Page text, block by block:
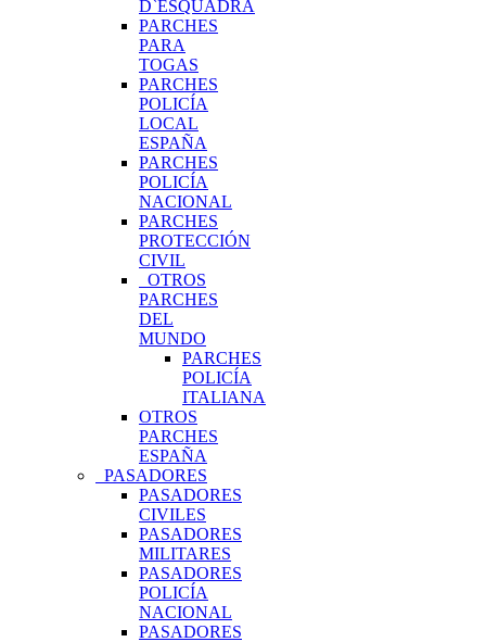
D`ESQUADRA
PARCHES
PARA
TOGAS
PARCHES
POLICÍA
LOCAL
ESPAÑA
PARCHES
POLICÍA
NACIONAL
PARCHES
PROTECCIÓN
CIVIL
OTROS
PARCHES
DEL
MUNDO
PARCHES
POLICÍA
ITALIANA
OTROS
PARCHES
ESPAÑA
PASADORES
PASADORES
CIVILES
PASADORES
MILITARES
PASADORES
POLICÍA
NACIONAL
PASADORES